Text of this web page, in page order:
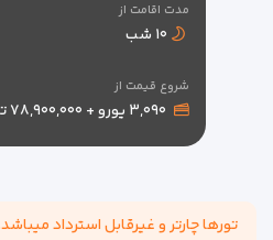
مدت اقامت از
۱۰ شب
شروع قیمت از
۳,۰۹۰ یورو + ۷۸,۹۰۰,۰۰۰ تومان